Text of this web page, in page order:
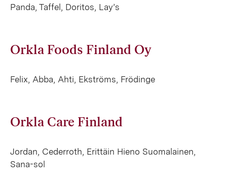
Panda, Taffel, Doritos, Lay’s
Orkla Foods Finland Oy
Felix, Abba, Ahti, Ekströms, Frödinge
Orkla Care Finland
Jordan, Cederroth, Erittäin Hieno Suomalainen,
Sana-sol